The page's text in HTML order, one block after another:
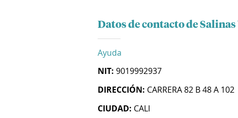
Datos de contacto de Salinas
Ayuda
NIT: 9019992937
DIRECCIÓN: CARRERA 82 B 48 A 102
CIUDAD: CALI